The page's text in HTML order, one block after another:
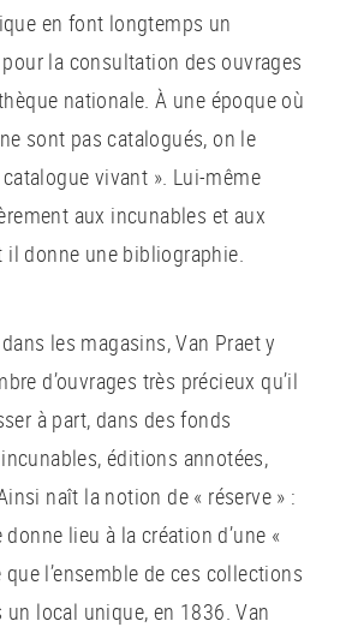
en font longtemps un
la consultation des ouvrages
nationale. À une époque où
sont pas catalogués, on le
vivant ». Lui-même
aux incunables et aux
donne une bibliographie.
les magasins, Van Praet y
d’ouvrages très précieux qu’il
à part, dans des fonds
éditions annotées,
naît la notion de « réserve » :
lieu à la création d’une «
que l’ensemble de ces collections
local unique, en 1836. Van